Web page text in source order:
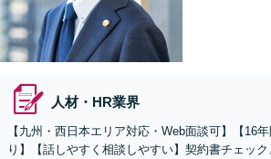
人材・HR業界
【九州・西日本エリア対応・Web面談可】【16
り】【話しやすく相談しやすい】契約書チェッ